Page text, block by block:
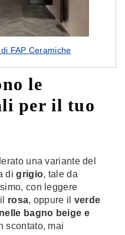
FAP Ceramiche
le
per il tuo
una variante del
digrigio, tale da
con leggere
rosa, oppure il verde
bagno beige e
scontato, mai